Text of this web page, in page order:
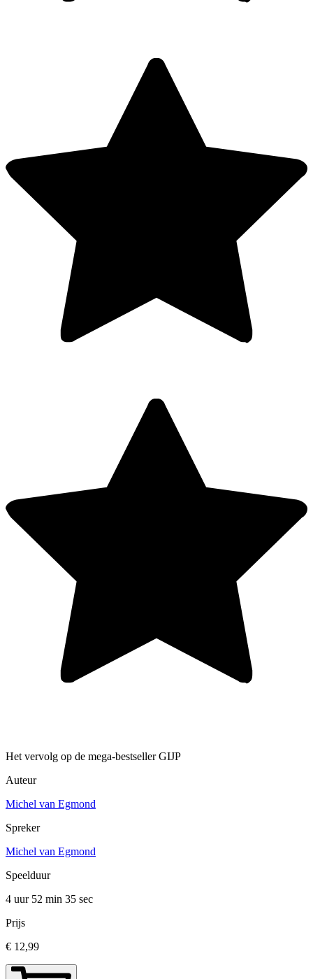
Het vervolg op de mega-bestseller GIJP
Auteur
Michel van Egmond
Spreker
Michel van Egmond
Speelduur
4 uur 52 min 35 sec
Prijs
€ 12,99